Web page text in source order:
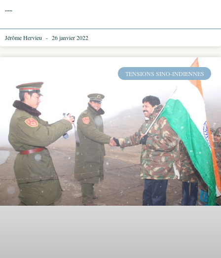
.....
Jérôme Hervieu 26 janvier 2022
TENSIONS SINO-INDIENNES